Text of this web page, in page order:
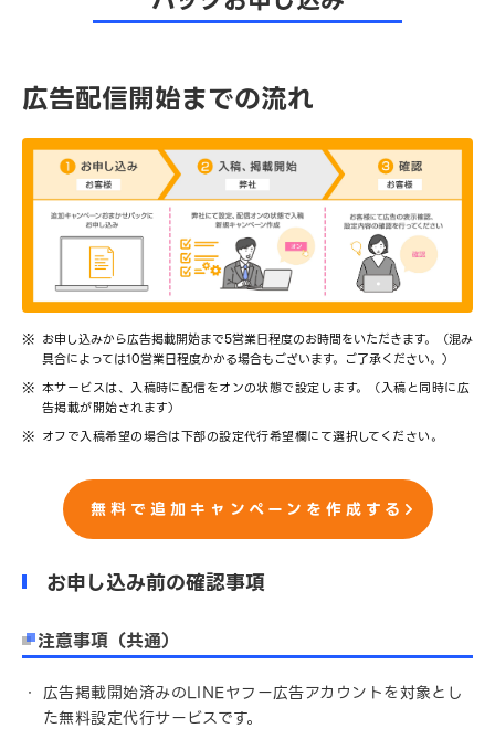
広告配信開始までの流れ
お申し込みから広告掲載開始まで5営業日程度のお時間をいただきます。（混み
具合によっては10営業日程度かかる場合もございます。ご了承ください。）
本サービスは、入稿時に配信をオンの状態で設定します。（入稿と同時に広
告掲載が開始されます）
オフで入稿希望の場合は下部の設定代行希望欄にて選択してください。
無料で追加キャンペーンを作成する
お申し込み前の確認事項
注意事項（共通）
広告掲載開始済みのLINEヤフー広告アカウントを対象とし
た無料設定代行サービスです。